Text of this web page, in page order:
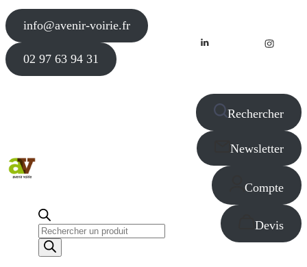
info@avenir-voirie.fr
02 97 63 94 31
Recherche
de
produits
Rechercher
Newsletter
Compte
Devis